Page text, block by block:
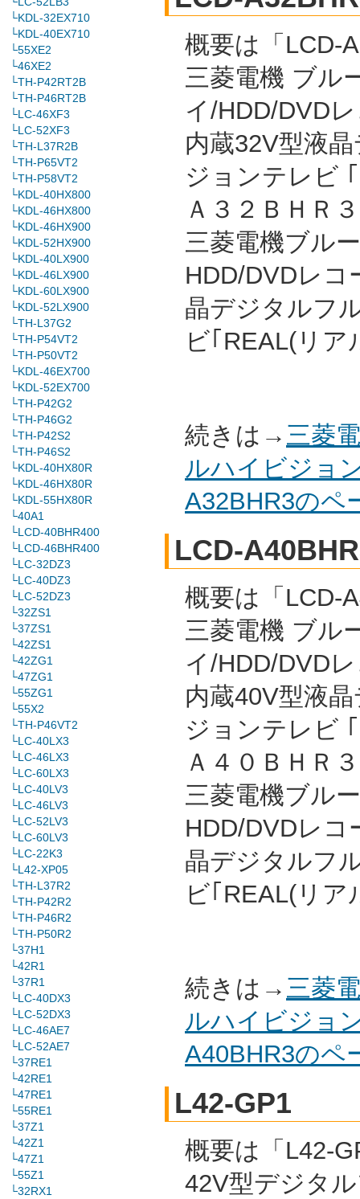
概要は「LCD-
三菱電機 ブル
イ/HDD/DVD
内蔵32V型液
ジョンテレビ
Ａ３２ＢＨＲ
三菱電機ブル
HDD/DVDレコ
晶デジタルフ
ビ｢REAL(リア
続きは→ 三菱
ルハイビジョ
A32BHR3のペ
LCD-
概要は「LCD-
三菱電機 ブル
イ/HDD/DVD
内蔵40V型液
ジョンテレビ
Ａ４０ＢＨＲ
三菱電機ブル
HDD/DVDレコ
晶デジタルフ
ビ｢REAL(リア
続きは→ 三菱
ルハイビジョ
A40BHR3のペ
L42-GP1
概要は「L42-
42V型デジタ
└KDL-32EX710
└KDL-40EX710
└55XE2
└46XE2
└TH-P42RT2B
└TH-P46RT2B
└LC-46XF3
└LC-52XF3
└TH-L37R2B
└TH-P65VT2
└TH-P58VT2
└KDL-40HX800
└KDL-46HX800
└KDL-46HX900
└KDL-52HX900
└KDL-40LX900
└KDL-46LX900
└KDL-60LX900
└KDL-52LX900
└TH-L37G2
└TH-P54VT2
└TH-P50VT2
└KDL-46EX700
└KDL-52EX700
└TH-P42G2
└TH-P46G2
└TH-P42S2
└TH-P46S2
└KDL-40HX80R
└KDL-46HX80R
└KDL-55HX80R
└40A1
└LCD-40BHR400
└LCD-46BHR400
└LC-32DZ3
└LC-40DZ3
└LC-52DZ3
└32ZS1
└37ZS1
└42ZS1
└42ZG1
└47ZG1
└55ZG1
└55X2
└TH-P46VT2
└LC-40LX3
└LC-46LX3
└LC-60LX3
└LC-40LV3
└LC-46LV3
└LC-52LV3
└LC-60LV3
└LC-22K3
└L42-XP05
└TH-L37R2
└TH-P42R2
└TH-P46R2
└TH-P50R2
└37H1
└42R1
└37R1
└LC-40DX3
└LC-52DX3
└LC-46AE7
└LC-52AE7
└37RE1
└42RE1
└47RE1
└55RE1
└37Z1
└42Z1
└47Z1
└55Z1
└32RX1